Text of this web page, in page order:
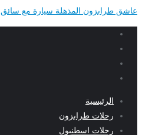
عاشق طرابزون المذهلة سيارة مع سائق
الرئيسية
رحلات طرابزون
رحلات اسطنبول